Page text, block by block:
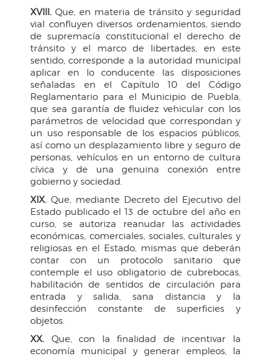
XVIII. Que, en materia de tránsito y seguridad
vial confluyen diversos ordenamientos, siendo
de supremacía constitucional el derecho de
tránsito y el marco de libertades, en este
sentido, corresponde a la autoridad municipal
aplicar en lo conducente las disposiciones
señaladas en el Capítulo 10 del Código
Reglamentario para el Municipio de Puebla,
que sea garantía de fluidez vehicular con los
parámetros de velocidad que correspondan y
un uso responsable de los espacios públicos,
así como un desplazamiento libre y seguro de
personas, vehículos en un entorno de cultura
cívica y de una genuina conexión entre
gobierno y sociedad.
XIX. Que, mediante Decreto del Ejecutivo del
Estado publicado el 13 de octubre del año en
curso, se autoriza reanudar las actividades
económicas, comerciales, sociales, culturales y
religiosas en el Estado, mismas que deberán
contar con un protocolo sanitario que
contemple el uso obligatorio de cubrebocas,
habilitación de sentidos de circulación para
entrada y salida, sana distancia y la
desinfección constante de superficies y
objetos.
XX. Que, con la finalidad de incentivar la
economía municipal y generar empleos, la